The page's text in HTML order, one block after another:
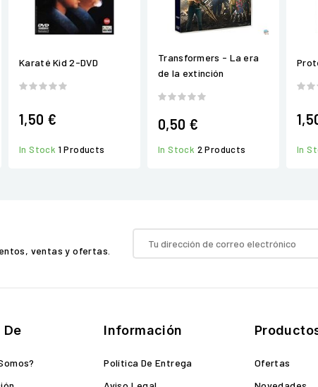
Karaté Kid 2-DVD
1,50 €
In Stock 1 Products
Transformers - La era
de la extinción
0,50 €
In Stock 2 Products In
ventas y ofertas.
Información
Política De Entrega
Ofertas